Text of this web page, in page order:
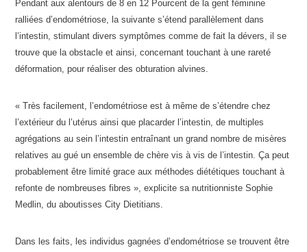
Pendant aux alentours de 8 en 12 Pourcent de la gent féminine
ralliées d’endométriose, la suivante s’étend parallèlement dans
l’intestin, stimulant divers symptômes comme de fait la dévers, il se
trouve que la obstacle et ainsi, concernant touchant à une rareté
déformation, pour réaliser des obturation alvines.
« Très facilement, l’endométriose est à même de s’étendre chez
l’extérieur du l’utérus ainsi que placarder l’intestin, de multiples
agrégations au sein l’intestin entraînant un grand nombre de misères
relatives au gué un ensemble de chère vis à vis de l’intestin. Ça peut
probablement être limité grace aux méthodes diététiques touchant à
refonte de nombreuses fibres », explicite sa nutritionniste Sophie
Medlin, du aboutisses City Dietitians.
Dans les faits, les individus gagnées d’endométriose se trouvent être